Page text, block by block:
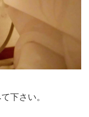
下さい。